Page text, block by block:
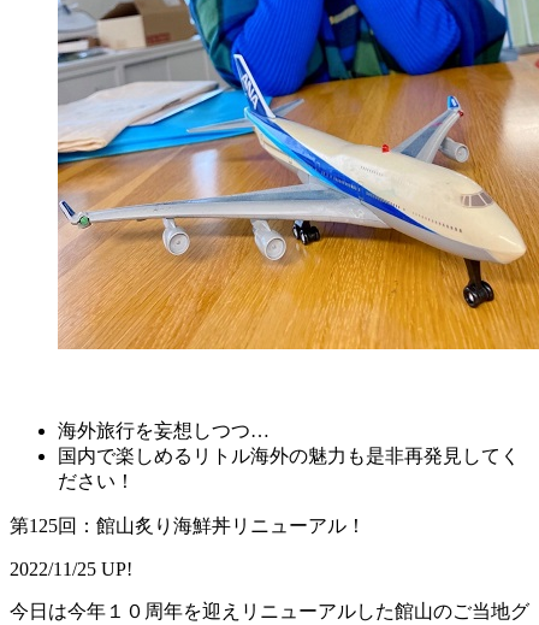
海外旅行を妄想しつつ…
国内で楽しめるリトル海外の魅力も是非再発見してく
ださい！
第125回：館山炙り海鮮丼リニューアル！
2022/11/25 UP!
今日は今年１０周年を迎えリニューアルした館山のご当地グ